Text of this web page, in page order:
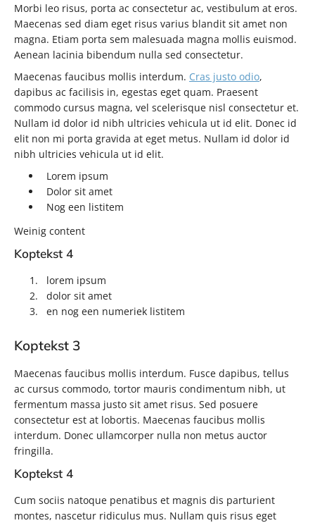
Morbi leo risus, porta ac consectetur ac, vestibulum at eros.
Maecenas sed diam eget risus varius blandit sit amet non
magna. Etiam porta sem malesuada magna mollis euismod.
Aenean lacinia bibendum nulla sed consectetur.
Maecenas faucibus mollis interdum. Cras justo odio,
dapibus ac facilisis in, egestas eget quam. Praesent
commodo cursus magna, vel scelerisque nisl consectetur et.
Nullam id dolor id nibh ultricies vehicula ut id elit. Donec id
elit non mi porta gravida at eget metus. Nullam id dolor id
nibh ultricies vehicula ut id elit.
Lorem ipsum
Dolor sit amet
Nog een listitem
Weinig content
Koptekst 4
lorem ipsum
dolor sit amet
en nog een numeriek listitem
Koptekst 3
Maecenas faucibus mollis interdum. Fusce dapibus, tellus
ac cursus commodo, tortor mauris condimentum nibh, ut
fermentum massa justo sit amet risus. Sed posuere
consectetur est at lobortis. Maecenas faucibus mollis
interdum. Donec ullamcorper nulla non metus auctor
fringilla.
Koptekst 4
Cum sociis natoque penatibus et magnis dis parturient
montes, nascetur ridiculus mus. Nullam quis risus eget